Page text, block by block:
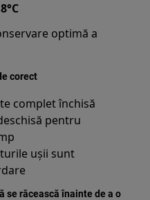
optimă a
corect
complet închisă
pentru
ușii sunt
se răcească înainte de a o